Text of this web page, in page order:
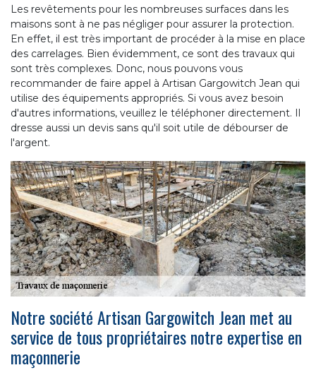
Les revêtements pour les nombreuses surfaces dans les
maisons sont à ne pas négliger pour assurer la protection.
En effet, il est très important de procéder à la mise en place
des carrelages. Bien évidemment, ce sont des travaux qui
sont très complexes. Donc, nous pouvons vous
recommander de faire appel à Artisan Gargowitch Jean qui
utilise des équipements appropriés. Si vous avez besoin
d'autres informations, veuillez le téléphoner directement. Il
dresse aussi un devis sans qu'il soit utile de débourser de
l'argent.
Notre société Artisan Gargowitch Jean met au
service de tous propriétaires notre expertise en
maçonnerie